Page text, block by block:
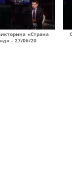
«Страна
- 27/06/20